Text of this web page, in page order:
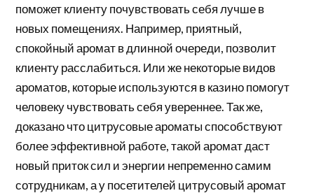
поможет клиенту почувствовать себя лучше в
новых помещениях. Например, приятный,
спокойный аромат в длинной очереди, позволит
клиенту расслабиться. Или же некоторые видов
ароматов, которые используются в казино помогут
человеку чувствовать себя увереннее. Так же,
доказано что цитрусовые ароматы способствуют
более эффективной работе, такой аромат даст
новый приток сил и энергии непременно самим
сотрудникам, а у посетителей цитрусовый аромат